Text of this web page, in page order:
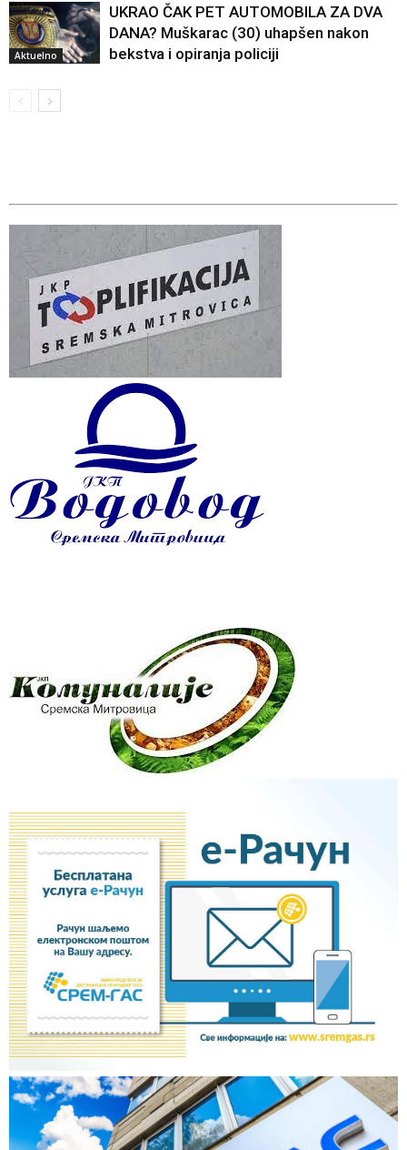
Aktuelno
UKRAO ČAK PET AUTOMOBILA ZA DVA
DANA? Muškarac (30) uhapšen nakon
bekstva i opiranja policiji